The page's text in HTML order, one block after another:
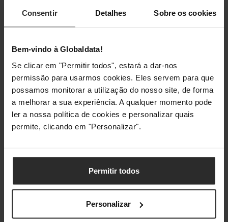
Consentir Detalhes Sobre os cookies
Bem-vindo à Globaldata!
Se clicar em "Permitir todos", estará a dar-nos
permissão para usarmos cookies. Eles servem para que
possamos monitorar a utilização do nosso site, de forma
a melhorar a sua experiência. A qualquer momento pode
ler a nossa política de cookies e personalizar quais
permite, clicando em "Personalizar".
Permitir todos
Personalizar
Pesos e dimensões
Peso
Embalagem
Quantidade por conjunto 1 unidade(s)
Comprimento da embalagem
Profundidade da embalagem 250 mm
Peso da embalagem